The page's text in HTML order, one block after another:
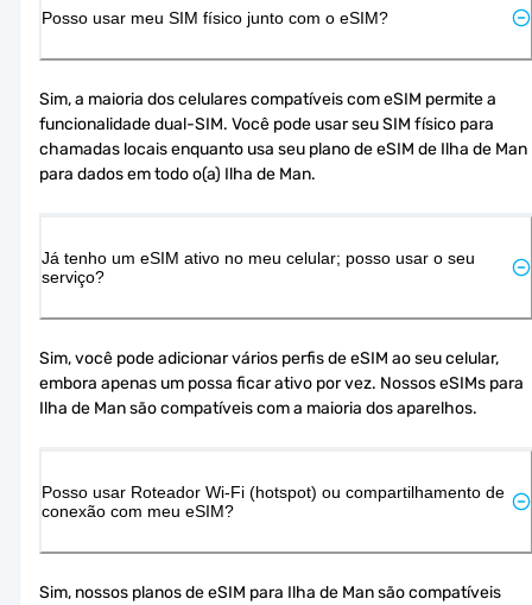
Posso usar meu SIM físico junto com o eSIM?
Sim, a maioria dos celulares compatíveis com eSIM permite a
funcionalidade dual-SIM. Você pode usar seu SIM físico para
chamadas locais enquanto usa seu plano de eSIM de Ilha de Man
para dados em todo o(a) Ilha de Man.
Já tenho um eSIM ativo no meu celular; posso usar o seu
serviço?
Sim, você pode adicionar vários perfis de eSIM ao seu celular,
embora apenas um possa ficar ativo por vez. Nossos eSIMs para
Ilha de Man são compatíveis com a maioria dos aparelhos.
Posso usar Roteador Wi-Fi (hotspot) ou compartilhamento de
conexão com meu eSIM?
Sim, nossos planos de eSIM para Ilha de Man são compatíveis